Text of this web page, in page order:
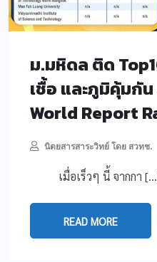
ม.มหิดล ติด
เชื้อ และภูมิคุ้มกัน
World Report
นิตยสารสาระวิทย์ โดย สวทช.
เมื่อเร็วๆ นี้ จากกา
READ MORE